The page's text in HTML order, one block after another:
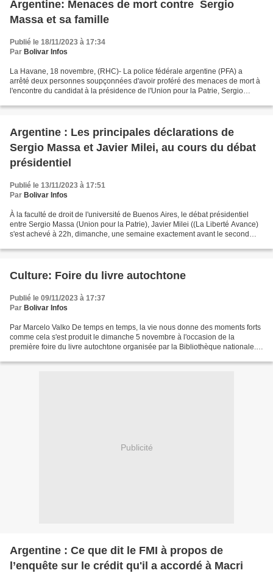
Argentine: Menaces de mort contre Sergio
Massa et sa famille
Publié le 18/11/2023 à 17:34
Par Bolivar Infos
La Havane, 18 novembre, (RHC)- La police fédérale argentine (PFA) a
arrêté deux personnes soupçonnées d'avoir proféré des menaces de mort à
l'encontre du candidat à la présidence de l'Union pour la Patrie, Sergio
Argentine : Les principales déclarations de
Sergio Massa et Javier Milei, au cours du débat
présidentiel
Publié le 13/11/2023 à 17:51
Par Bolivar Infos
À la faculté de droit de l'université de Buenos Aires, le débat présidentiel
entre Sergio Massa (Union pour la Patrie), Javier Milei ((La Liberté Avance)
s'est achevé à 22h, dimanche, une semaine exactement avant le second
Culture: Foire du livre autochtone
Publié le 09/11/2023 à 17:37
Par Bolivar Infos
Par Marcelo Valko De temps en temps, la vie nous donne des moments forts
comme cela s'est produit le dimanche 5 novembre à l'occasion de la
première foire du livre autochtone organisée par la Bibliothèque nationale.
Publicité
Argentine : Ce que dit le FMI à propos de
l’enquête sur le crédit qu'il a accordé à Macri